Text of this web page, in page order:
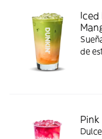
de